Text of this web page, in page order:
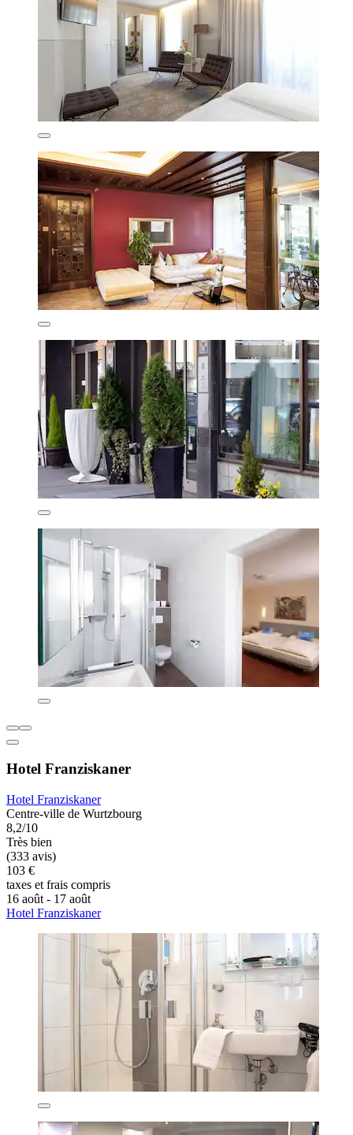
Hotel Franziskaner
Hotel Franziskaner
Centre-ville de Wurtzbourg
8,2/10
Très bien
(333 avis)
103 €
taxes et frais compris
16 août - 17 août
Hotel Franziskaner